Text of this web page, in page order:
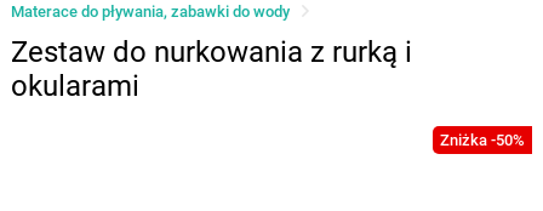
Materace do pływania, zabawki do wody
Zestaw do nurkowania z rurką i
okularami
Zniżka -50%